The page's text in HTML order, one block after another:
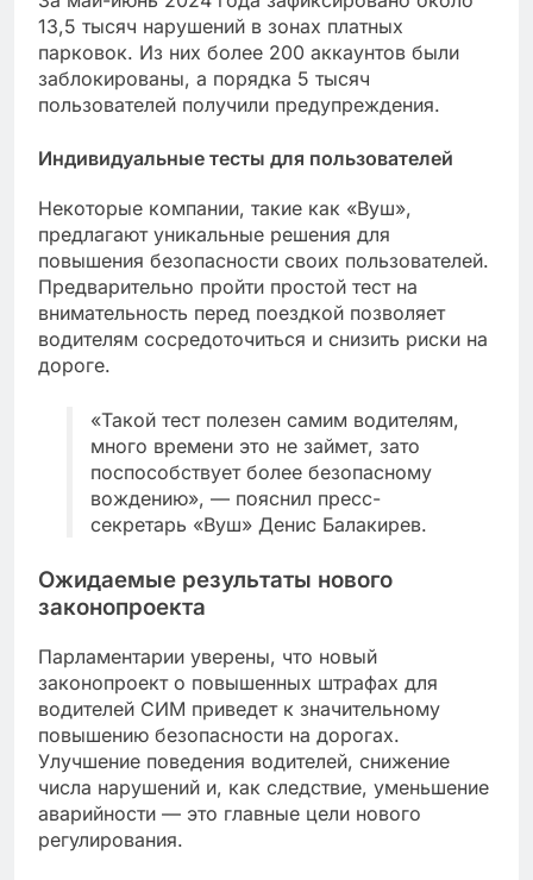
13,5 тысяч нарушений в зонах платных
парковок. Из них более 200 аккаунтов были
заблокированы, а порядка 5 тысяч
пользователей получили предупреждения.
Индивидуальные тесты для пользователей
Некоторые компании, такие как «Вуш»,
предлагают уникальные решения для
повышения безопасности своих пользователей.
Предварительно пройти простой тест на
внимательность перед поездкой позволяет
водителям сосредоточиться и снизить риски на
дороге.
«Такой тест полезен самим водителям,
много времени это не займет, зато
поспособствует более безопасному
вождению», — пояснил пресс-
секретарь «Вуш» Денис Балакирев.
Ожидаемые результаты нового
законопроекта
Парламентарии уверены, что новый
законопроект о повышенных штрафах для
водителей СИМ приведет к значительному
повышению безопасности на дорогах.
Улучшение поведения водителей, снижение
числа нарушений и, как следствие, уменьшение
аварийности — это главные цели нового
регулирования.